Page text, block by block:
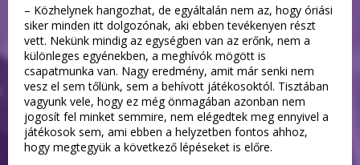
– Közhelynek hangozhat, de egyáltalán nem az, hogy óriási
siker minden itt dolgozónak, aki ebben tevékenyen részt
vett. Nekünk mindig az egységben van az erőnk, nem a
különleges egyénekben, a meghívók mögött is
csapatmunka van. Nagy eredmény, amit már senki nem
vesz el sem tőlünk, sem a behívott játékosoktól. Tisztában
vagyunk vele, hogy ez még önmagában azonban nem
jogosít fel minket semmire, nem elégedtek meg ennyivel a
játékosok sem, ami ebben a helyzetben fontos ahhoz,
hogy megtegyük a következő lépéseket is előre.